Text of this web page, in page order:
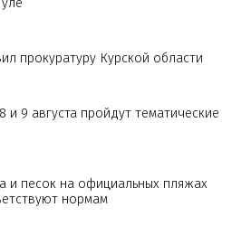
прокуратуру Курской области
9 августа пройдут тематические
и песок на официальных пляжах
нормам